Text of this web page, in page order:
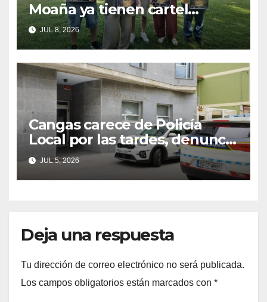
Moaña ya tienen cartel
musical y hacen un
llamamiento a la colaboración
vecinal
JUL 8, 2026
Cangas carece de Policía
Local por las tardes, denuncia
el PP
JUL 5, 2026
Deja una respuesta
Tu dirección de correo electrónico no será publicada.
Los campos obligatorios están marcados con *